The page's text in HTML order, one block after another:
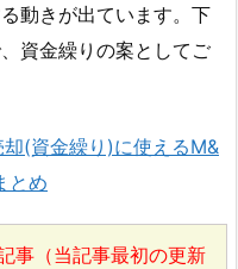
動きが出ています。下
資金繰りの案としてご
(資金繰り)に使えるM&
とめ
事（当記事最初の更新